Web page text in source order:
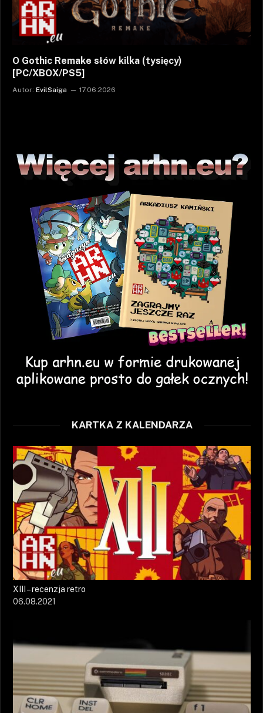
O Gothic Remake słów kilka (tysięcy)
[PC/XBOX/PS5]
Autor: EvilSaiga 17.06.2026
KARTKA Z KALENDARZA
XIII – recenzja retro
06.08.2021